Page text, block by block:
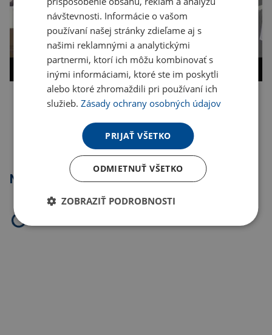
Kopírovať odkaz
Najpredávanejšie
návštevnosti. Informácie o vašom
používaní našej stránky zdieľame aj s
našimi reklamnými a analytickými
partnermi, ktorí ich môžu kombinovať s
inými informáciami, ktoré ste im poskytli
alebo ktoré zhromaždili pri používaní ich
služieb.Zásady ochrany osobných údajov
PRIJAŤ VŠETKO
ODMIETNUŤ VŠETKO
ZOBRAZIŤ PODROBNOSTI